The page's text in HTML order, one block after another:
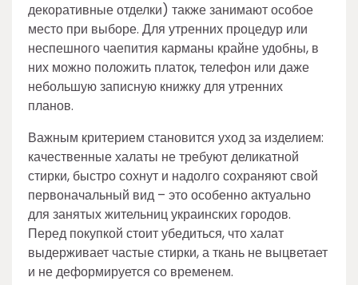
декоративные отделки) также занимают особое
место при выборе. Для утренних процедур или
неспешного чаепития карманы крайне удобны, в
них можно положить платок, телефон или даже
небольшую записную книжку для утренних
планов.
Важным критерием становится уход за изделием:
качественные халаты не требуют деликатной
стирки, быстро сохнут и надолго сохраняют свой
первоначальный вид – это особенно актуально
для занятых жительниц украинских городов.
Перед покупкой стоит убедиться, что халат
выдерживает частые стирки, а ткань не выцветает
и не деформируется со временем.